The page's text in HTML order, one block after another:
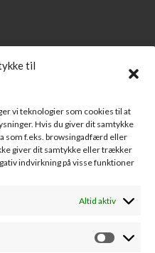
til
vi teknologier som cookies til at
Hvis du giver dit samtykke
som f.eks. browsingadfærd eller
giver dit samtykke eller trækker
indvirkning på visse funktioner
Altid aktiv